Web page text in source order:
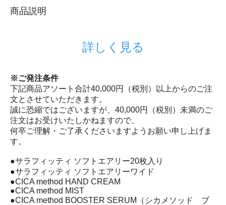
商品説明
詳しく見る
※ご発注条件
下記商品アソート合計40,000円（税別）以上からのご注
文とさせていただきます。
誠に恐縮ではございますが、40,000円（税別）未満のご
注文はお受けいたしかねますので、
何卒ご理解・ご了承くださいますようお願い申し上げま
す。
●サラフィッティ ソフトエアリー20枚入り
●サラフィッティ ソフトエアリーワイド
●CICA method HAND CREAM
●CICA method MIST
●CICA method BOOSTER SERUM（シカメソッド ブ